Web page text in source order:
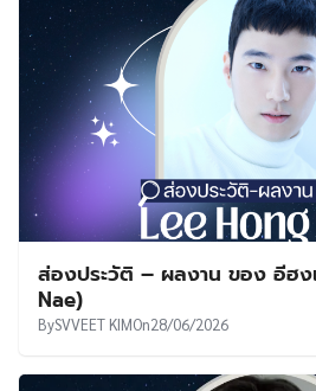
ส่องประวัติ – ผลงาน ของ อีฮ
Nae)
BySVVEET KIMOn28/06/2026